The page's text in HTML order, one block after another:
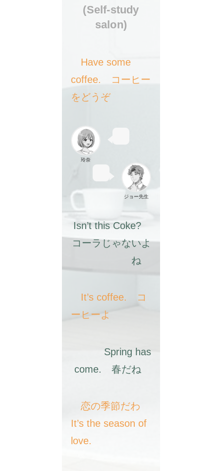
(Self-study
salon)
Have some
coffee. コーヒー
をどうぞ
玲奈
ジョー先生
Isn’t this Coke?
コーラじゃないよ
ね
It’s coffee. コ
ーヒーよ
Spring has
come. 春だね
恋の季節だわ
It’s the season of
love.